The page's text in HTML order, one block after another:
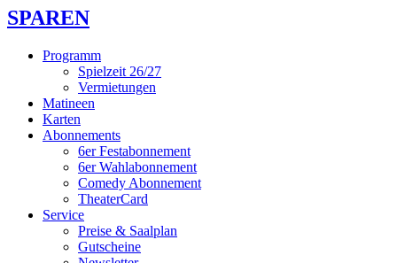
SPAREN
Programm
Spielzeit 26/27
Vermietungen
Matineen
Karten
Abonnements
6er Festabonnement
6er Wahlabonnement
Comedy Abonnement
TheaterCard
Service
Preise & Saalplan
Gutscheine